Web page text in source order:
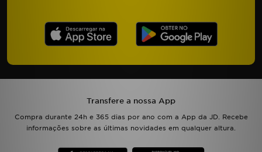
Transfere a nossa App
Compra durante 24h e 365 dias por ano com a App da JD. Recebe
informações sobre as últimas novidades em qualquer altura.